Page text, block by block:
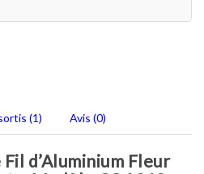
(1) Avis (0)
d’Aluminium Fleur